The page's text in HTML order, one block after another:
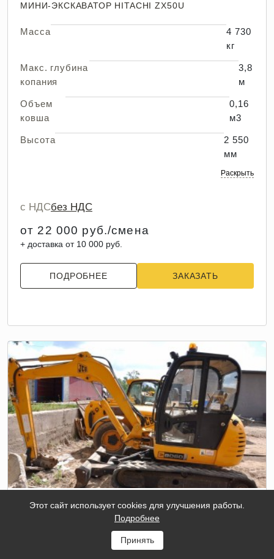
МИНИ-ЭКСКАВАТОР HITACHI ZX50U
Масса
4 730
кг
Макс. глубина
копания
3,8
м
Объем
ковша
0,16
м3
Высота
2 550
мм
Раскрыть
с НДСбез НДС
от 22 000 руб./смена
+ доставка от 10 000 руб.
ПОДРОБНЕЕ ЗАКАЗАТЬ
МИНИ-ЭКСКАВАТОР JCB 8060
Этот сайт использует cookies для улучшения работы.
Подробнее
Принять